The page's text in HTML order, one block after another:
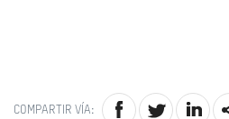
COMPARTIR VÍA: